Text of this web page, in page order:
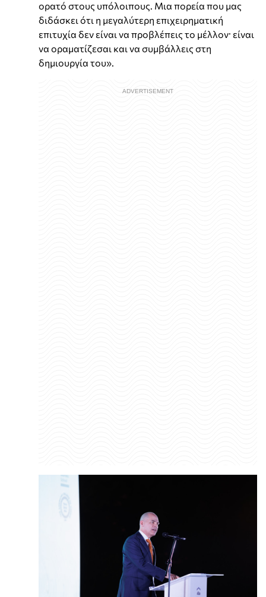
ορατό στους υπόλοιπους. Μια πορεία που μας
διδάσκει ότι η μεγαλύτερη επιχειρηματική
επιτυχία δεν είναι να προβλέπεις το μέλλον· είναι
να οραματίζεσαι και να συμβάλλεις στη
δημιουργία του».